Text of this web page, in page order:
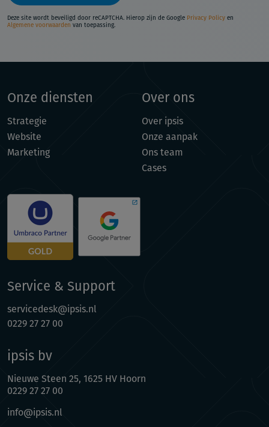
Deze site wordt beveiligd door reCAPTCHA. Hierop zijn de Google Privacy Policy en
Algemene voorwaarden van toepassing.
Onze diensten
Strategie
Website
Marketing
Over ons
Over ipsis
Onze aanpak
Ons team
Cases
Service & Support
servicedesk@ipsis.nl
0229 27 27 00
ipsis bv
Nieuwe Steen 25, 1625 HV Hoorn
0229 27 27 00
info@ipsis.nl